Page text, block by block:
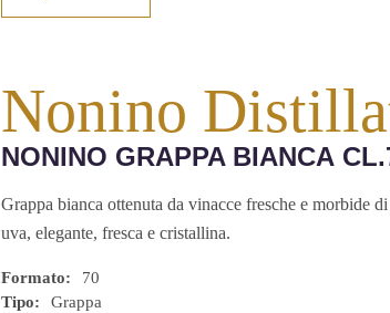
Nonino
NONINO GRAPPA BIANCA
Grappa bianca ottenuta da vinacce fresche e morbide
uva, elegante, fresca e cristallina.
Formato
70
Tipo
Grappa